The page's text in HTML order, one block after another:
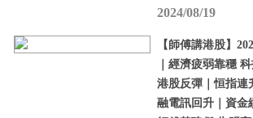
2024/08/19
【師傅講港股】
｜經濟疲弱靠穩
港股反彈｜恒指連
融電訊回升｜資金